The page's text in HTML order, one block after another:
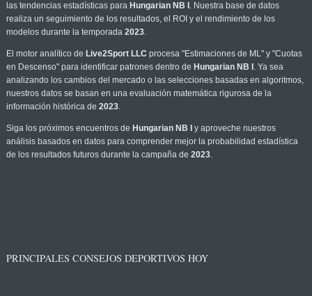
las tendencias estadísticas para Hungarian NB I . Nuestra base de datos
realiza un seguimiento de los resultados, el ROI y el rendimiento de los
modelos durante la temporada 2023.
El motor analítico de Live2Sport LLC procesa "Estimaciones de ML" y "Cuotas
en Descenso" para identificar patrones dentro de Hungarian NB I . Ya sea
analizando los cambios del mercado o las selecciones basadas en algoritmos,
nuestros datos se basan en una evaluación matemática rigurosa de la
información histórica de 2023.
Siga los próximos encuentros de Hungarian NB I
y aproveche nuestros
análisis basados en datos para comprender mejor la probabilidad estadística
de los resultados futuros durante la campaña de 2023.
PRINCIPALES CONSEJOS DEPORTIVOS HOY